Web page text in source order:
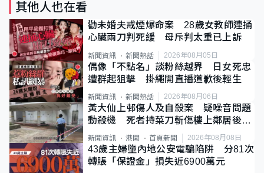
其他人也在看
勸未婚夫戒煙爆命案 28歲女教師連捅
心臟兩刀判死緩 母斥判太重已上訴
新聞資訊 新聞熱話 2026年08月05日
偶像「不點名」談粉絲越界 日女死忠
遭群起狙擊 掛繩開直播道歉後輕生
新聞資訊 新聞熱話 2026年08月06日
黃大仙上邨傷人及自殺案 疑噪音問題
動殺機 死者持菜刀斬傷樓上鄰居後墮
斃
新聞資訊 港聞 首頁新聞 2026年08月08日
43歲主婦墮內地公安電騙陷阱 分81次
轉賬「保證金」損失近6900萬元